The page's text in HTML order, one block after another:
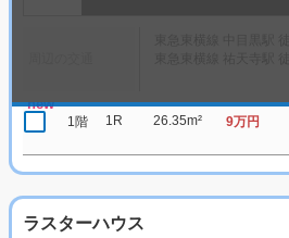
new
1階 1R 26.35m² 9万円
ラスターハウス